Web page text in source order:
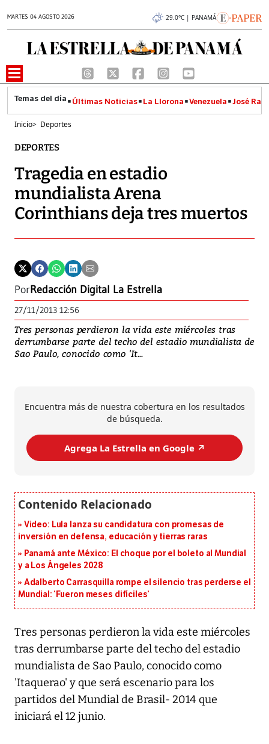
MARTES 04 AGOSTO 2026 29.0°C | PANAMÁ
Últimas Noticias La Llorona Venezuela José
Inicio> Deportes
DEPORTES
Tragedia en estadio
mundialista Arena
Corinthians deja tres muertos
PorRedacción Digital La Estrella
27/11/2013 12:56
Tres personas perdieron la vida este miércoles tras
derrumbarse parte del techo del estadio mundialista de
Sao Paulo, conocido como 'It...
Encuentra más de nuestra cobertura en los resultados
de búsqueda.
Agrega La Estrella en Google ↗️
Video: Lula lanza su candidatura con promesas de
inversión en defensa, educación y tierras raras
Panamá ante México: El choque por el boleto al Mundial
y a Los Ángeles 2028
Adalberto Carrasquilla rompe el silencio tras perderse el
Mundial: ‘Fueron meses difíciles’
Tres personas perdieron la vida este miércoles
tras derrumbarse parte del techo del estadio
mundialista de Sao Paulo, conocido como
'Itaquerao' y que será escenario para los
partidos del Mundial de Brasil- 2014 que
iniciará el 12 junio.